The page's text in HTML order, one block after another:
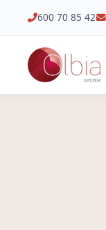
600 70 85 42